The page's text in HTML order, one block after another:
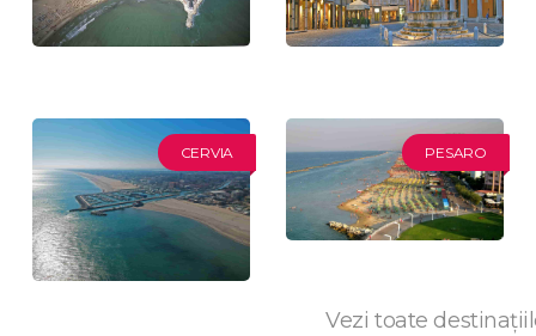
CERVIA PESARO
Vezi toate